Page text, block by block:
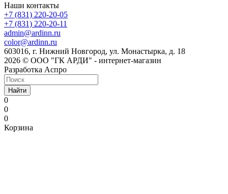
Наши контакты
+7 (831) 220-20-05
+7 (831) 220-20-11
admin@ardinn.ru
color@ardinn.ru
603016, г. Нижний Новгород, ул. Монастырка, д. 18
2026 © ООО "ГК АРДИ" - интернет-магазин
Разработка Аспро
Найти
0
0
0
Корзина